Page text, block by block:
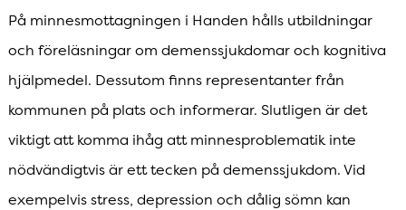
På minnesmottagningen i Handen hålls utbildningar
och föreläsningar om demenssjukdomar och kognitiva
hjälpmedel. Dessutom finns representanter från
kommunen på plats och informerar. Slutligen är det
viktigt att komma ihåg att minnesproblematik inte
nödvändigtvis är ett tecken på demenssjukdom. Vid
exempelvis stress, depression och dålig sömn kan